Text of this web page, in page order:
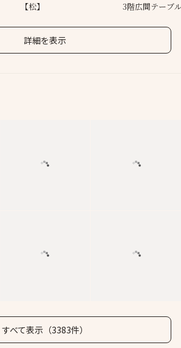
【松】 3階広間テーブ
詳細を表示
すべて表示（3383件）